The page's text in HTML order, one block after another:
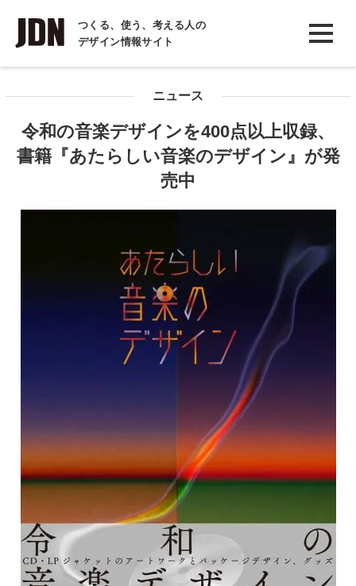
つくる、使う、考える人の
デザイン情報サイト
INTERVIEW
インタビュー
COLUMN
ニュース
令和の音楽デザインを400点以上収録、
書籍『あたらしい音楽のデザイン』が発
売中